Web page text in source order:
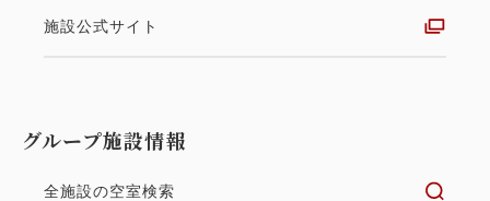
施設公式サイト
グループ施設情報
全施設の空室検索